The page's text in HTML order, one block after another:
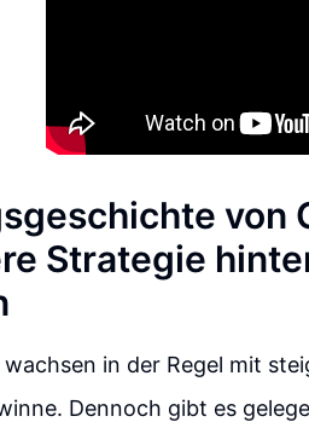
von
Strategie
in der Regel mit
Dennoch gibt es